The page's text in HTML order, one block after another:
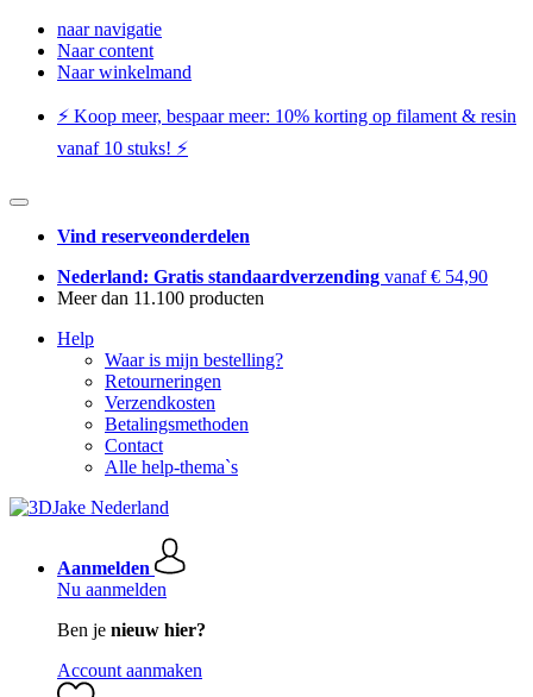
naar navigatie
Naar content
Naar winkelmand
⚡️ Koop meer, bespaar meer: ​​10% korting op filament & resin
vanaf 10 stuks! ⚡️
Vind reserveonderdelen
Nederland: Gratis standaardverzending vanaf € 54,90
Meer dan 11.100 producten
Help
Waar is mijn bestelling?
Retourneringen
Verzendkosten
Betalingsmethoden
Contact
Alle help-thema`s
Aanmelden
Nu aanmelden
Ben je nieuw hier?
Account aanmaken